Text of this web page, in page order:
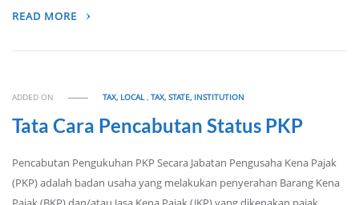
READ MORE
ADDED ON TAX, LOCAL,TAX, STATE, INSTITUTION
Tata Cara Pencabutan Status PKP
Pencabutan Pengukuhan PKP Secara Jabatan Pengusaha Kena Pajak
(PKP) adalah badan usaha yang melakukan penyerahan Barang Kena